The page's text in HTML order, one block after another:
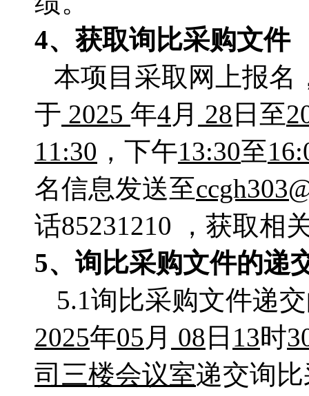
4、 获取询比采购文件
本项目采取网上报名
于 2025 年4月 28 日至
11:30 ，下午13:30至
名信息发送至
话85231210
，获取相
5、 询比采购文件的递
5.1询比采购文件递
2025年05 月 08 日 13时
司三楼会议室递交询